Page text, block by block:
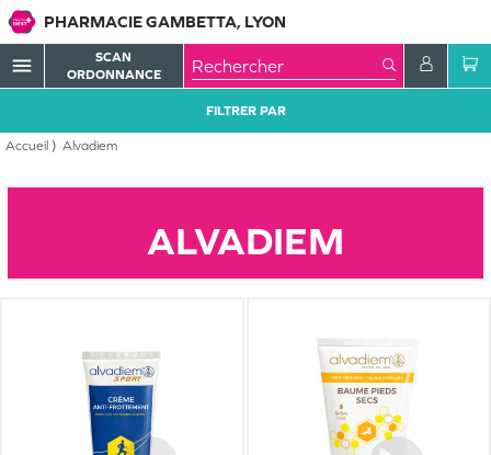
PHARMACIE GAMBETTA, LYON
menu
SCAN
ORDONNANCE
Accueil Alvadiem
FILTRER PAR
ALVADIEM